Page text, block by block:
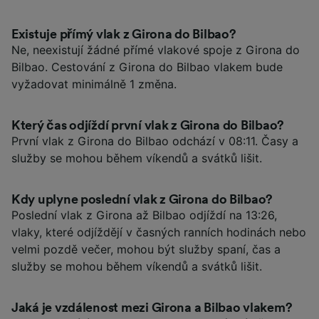
Existuje přímý vlak z Girona do Bilbao?
Ne, neexistují žádné přímé vlakové spoje z Girona do
Bilbao. Cestování z Girona do Bilbao vlakem bude
vyžadovat minimálně 1 změna.
Který čas odjíždí první vlak z Girona do Bilbao?
První vlak z Girona do Bilbao odchází v 08:11. Časy a
služby se mohou během víkendů a svátků lišit.
Kdy uplyne poslední vlak z Girona do Bilbao?
Poslední vlak z Girona až Bilbao odjíždí na 13:26,
vlaky, které odjíždějí v časných ranních hodinách nebo
velmi pozdě večer, mohou být služby spaní, čas a
služby se mohou během víkendů a svátků lišit.
Jaká je vzdálenost mezi Girona a Bilbao vlakem?